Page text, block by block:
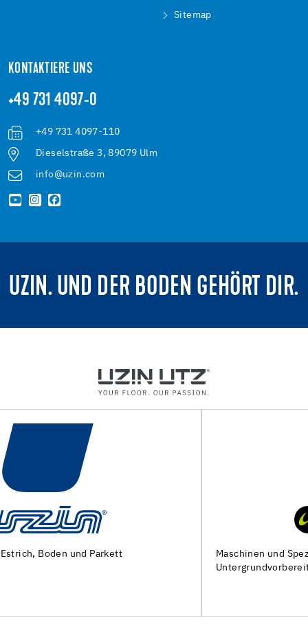
Sitemap
KONTAKTIERE UNS
+49 731 4097-0
+49 731 4097-110
Dieselstraße 3, 89079 Ulm
info@uzin.com
UZIN. UND DER BODEN GEHÖRT DIR.
Maschinen und Spezialwerkzeuge zur
Untergrundvorbereitung und Verlegung von Bodenbelägen